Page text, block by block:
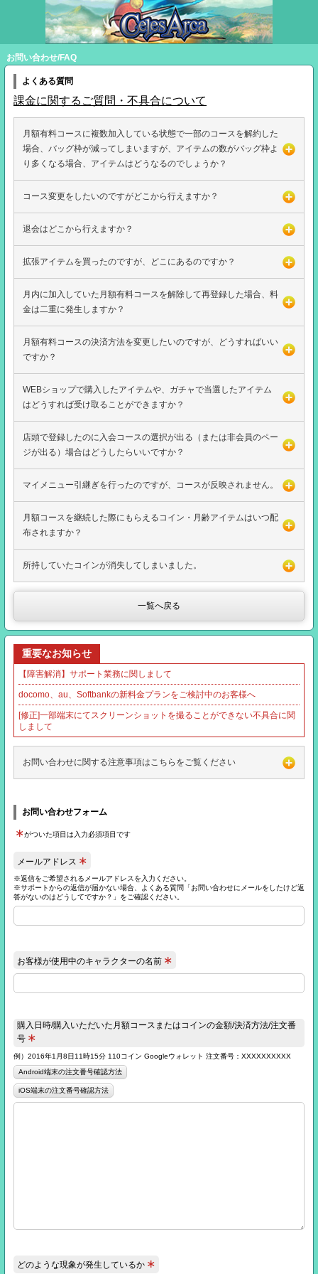
お問い合わせ/FAQ
よくある質問
課金に関するご質問・不具合について
月額有料コースに複数加入している状態で一部のコースを解約した
場合、バッグ枠が減ってしまいますが、アイテムの数がバッグ枠よ
り多くなる場合、アイテムはどうなるのでしょうか？
コース変更をしたいのですがどこから行えますか？
退会はどこから行えますか？
拡張アイテムを買ったのですが、どこにあるのですか？
月内に加入していた月額有料コースを解除して再登録した場合、料
金は二重に発生しますか？
月額有料コースの決済方法を変更したいのですが、どうすればいい
ですか？
WEBショップで購入したアイテムや、ガチャで当選したアイテム
はどうすれば受け取ることができますか？
店頭で登録したのに入会コースの選択が出る（または非会員のペー
ジが出る）場合はどうしたらいいですか？
マイメニュー引継ぎを行ったのですが、コースが反映されません。
月額コースを継続した際にもらえるコイン・月齢アイテムはいつ配
布されますか？
所持していたコインが消失してしまいました。
一覧へ戻る
重要なお知らせ
【障害解消】サポート業務に関しまして
docomo、au、Softbankの新料金プランをご検討中のお客様へ
[修正]一部端末にてスクリーンショットを撮ることができない不具合に関
しまして
お問い合わせに関する注意事項はこちらをご覧ください
お問い合わせフォーム
∗がついた項目は入力必須項目です
メールアドレス ∗
※返信をご希望されるメールアドレスを入力ください。
※サポートからの返信が届かない場合、よくある質問「お問い合わせにメールをしたけど返
答がないのはどうしてですか？」をご確認ください。
お客様が使用中のキャラクターの名前 ∗
購入日時/購入いただいた月額コースまたはコインの金額/決済方法/注文番
号 ∗
例）2016年1月8日11時15分 110コイン Googleウォレット 注文番号：XXXXXXXXXX
Android端末の注文番号確認方法
iOS端末の注文番号確認方法
どのような現象が発生しているか ∗